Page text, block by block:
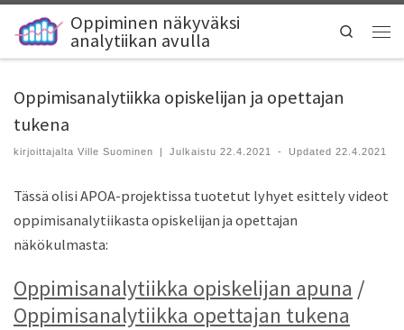
Oppiminen näkyväksi
analytiikan avulla Search
Oppimisanalytiikka opiskelijan ja opettajan
tukena
kirjoittajalta Ville Suominen | Julkaistu22.4.2021 - Updated22.4.2021
Tässä olisi APOA-projektissa tuotetut lyhyet esittely videot
oppimisanalytiikasta opiskelijan ja opettajan
näkökulmasta:
Oppimisanalytiikka opiskelijan apuna /
Oppimisanalytiikka opettajan tukena